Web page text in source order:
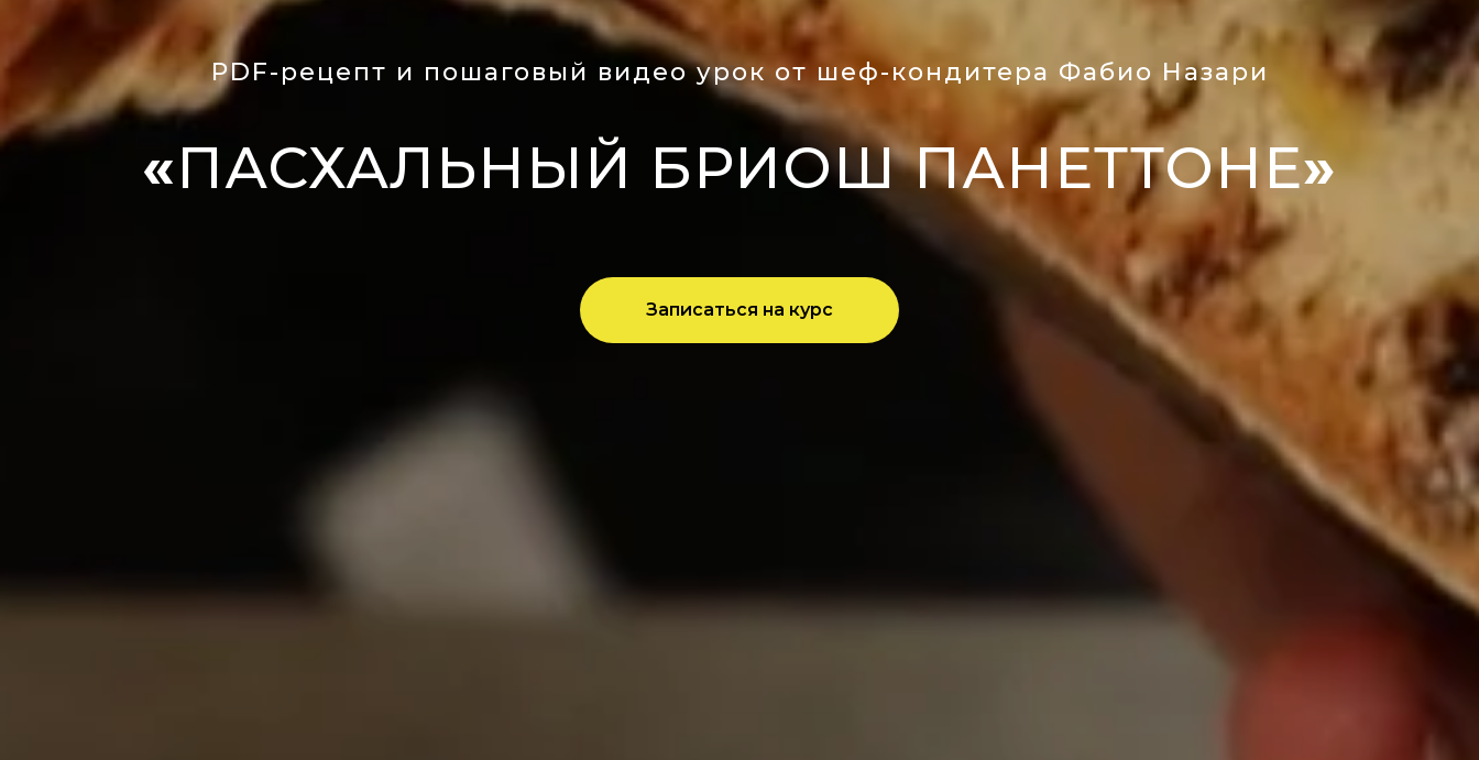
PDF-рецепт и пошаговый видео урок от шеф-кондитера Фабио Назари
«ПАСХАЛЬНЫЙ БРИОШ ПАНЕТТОНЕ»
Записаться на курс